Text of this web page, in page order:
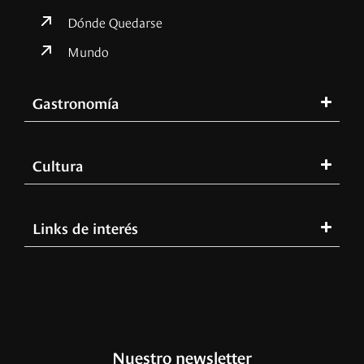
Dónde Quedarse
Mundo
Gastronomía
Cultura
Links de interés
Nuestro newsletter